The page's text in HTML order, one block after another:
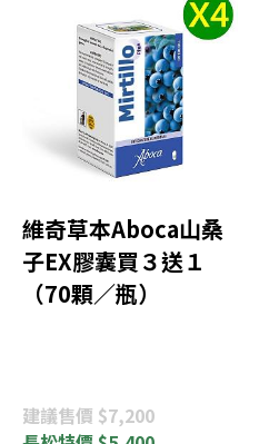
維奇草本Aboca山桑
子EX膠囊買３送１
（70顆／瓶）
建議售價 $7,200